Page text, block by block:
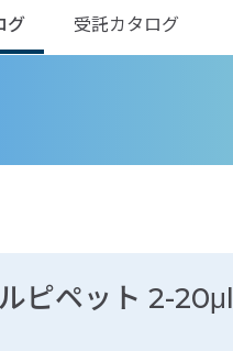
グ 受託カタログ
ピペット 2-20μl